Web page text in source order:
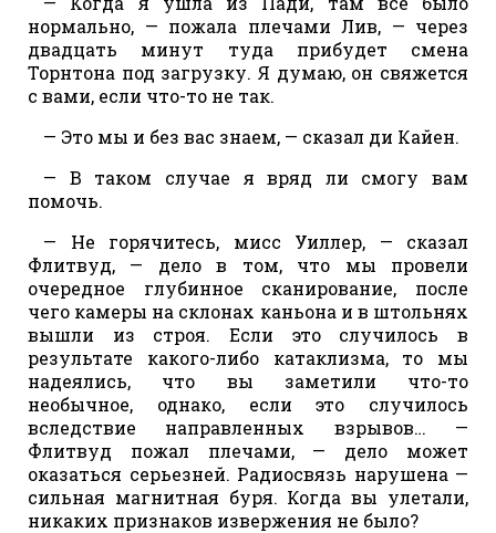
нормально, — пожала плечами Лив, — через
двадцать минут туда прибудет смена
Торнтона под загрузку. Я думаю, он свяжется
с вами, если что-то не так.
— Это мы и без вас знаем, — сказал ди Кайен.
— В таком случае я вряд ли смогу вам
помочь.
— Не горячитесь, мисс Уиллер, — сказал
Флитвуд, — дело в том, что мы провели
очередное глубинное сканирование, после
чего камеры на склонах каньона и в штольнях
вышли из строя. Если это случилось в
результате какого-либо катаклизма, то мы
надеялись, что вы заметили что-то
необычное, однако, если это случилось
вследствие направленных взрывов… —
Флитвуд пожал плечами, — дело может
оказаться серьезней. Радиосвязь нарушена —
сильная магнитная буря. Когда вы улетали,
никаких признаков извержения не было?